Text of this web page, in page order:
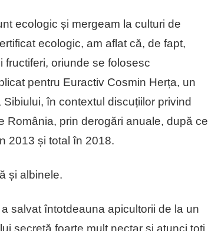
ecologic și mergeam la culturi de
ecologic, am aflat că, de fapt,
fructiferi, oriunde se folosesc
pentru Euractiv Cosmin Herța, un
în contextul discuțiilor privind
România, prin derogări anuale, după ce
2013 și total în 2018.
și albinele.
salvat întotdeauna apicultorii de la un
secretă foarte mult nectar și atunci toți